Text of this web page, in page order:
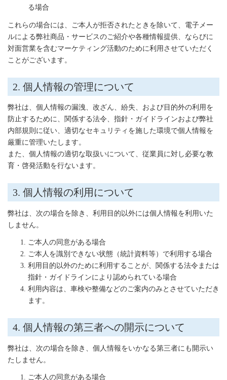
る場合
これらの場合には、ご本人が拒否されたときを除いて、電子メー
ルによる弊社商品・サービスのご紹介や各種情報提供、ならびに
対面営業を含むマーケティング活動のために利用させていただく
ことがございます。
2. 個人情報の管理について
弊社は、個人情報の漏洩、改ざん、紛失、および目的外の利用を
防止するために、関係する法令、指針・ガイドラインおよび弊社
内部規則に従い、適切なセキュリティを施した環境で個人情報を
厳重に管理いたします。
また、個人情報の適切な取扱いについて、従業員に対し必要な教
育・啓発活動を行ないます。
3. 個人情報の利用について
弊社は、次の場合を除き、利用目的以外には個人情報を利用いた
しません。
ご本人の同意がある場合
ご本人を識別できない状態（統計資料等）で利用する場合
利用目的以外のために利用することが、関係する法令または
指針・ガイドラインにより認められている場合
利用内容は、車検や整備などのご案内のみとさせていただき
ます。
4. 個人情報の第三者への開示について
弊社は、次の場合を除き、個人情報をいかなる第三者にも開示い
たしません。
ご本人の同意がある場合